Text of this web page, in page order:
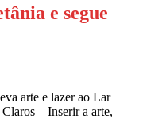
e segue
arte e lazer ao Lar
– Inserir a arte,